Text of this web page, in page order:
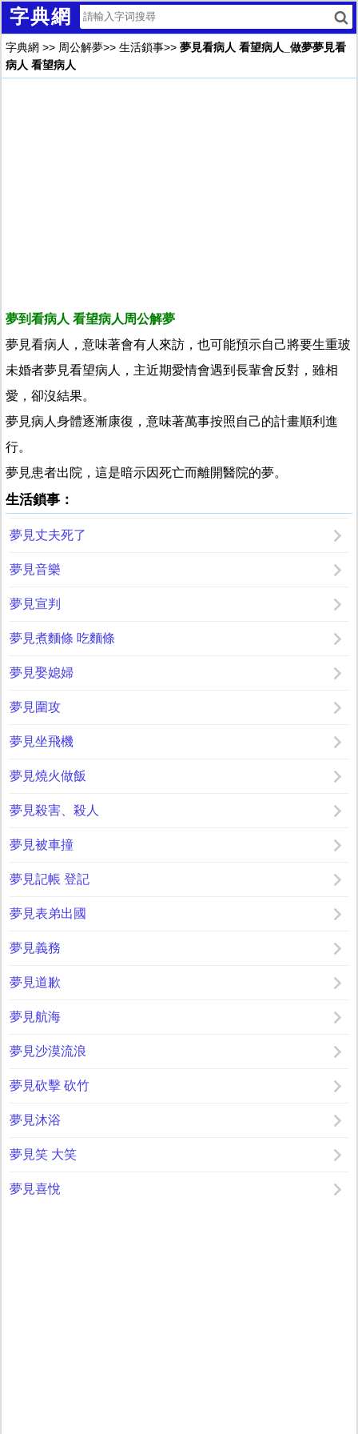
字典網
字典網 >> 周公解夢>> 生活鎖事>> 夢見看病人 看望病人_做夢夢見看
病人 看望病人
夢到看病人 看望病人周公解夢
夢見看病人，意味著會有人來訪，也可能預示自己將要生重玻
未婚者夢見看望病人，主近期愛情會遇到長輩會反對，雖相
愛，卻沒結果。
夢見病人身體逐漸康復，意味著萬事按照自己的計畫順利進
行。
夢見患者出院，這是暗示因死亡而離開醫院的夢。
生活鎖事：
夢見丈夫死了
夢見音樂
夢見宣判
夢見煮麵條 吃麵條
夢見娶媳婦
夢見圍攻
夢見坐飛機
夢見燒火做飯
夢見殺害、殺人
夢見被車撞
夢見記帳 登記
夢見表弟出國
夢見義務
夢見道歉
夢見航海
夢見沙漠流浪
夢見砍擊 砍竹
夢見沐浴
夢見笑 大笑
夢見喜悅